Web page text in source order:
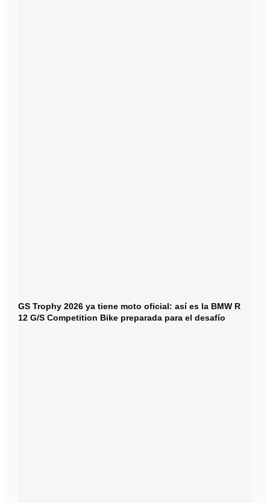
GS Trophy 2026 ya tiene moto oficial: así es la BMW R
12 G/S Competition Bike preparada para el desafío